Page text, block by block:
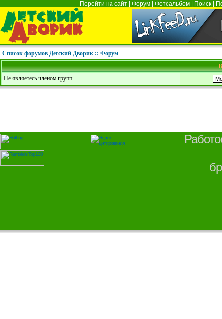
Перейти на сайт Форум Фотоальбом Поиск
Список форумов Детский Дворик :: Форум
Не являетесь членом групп